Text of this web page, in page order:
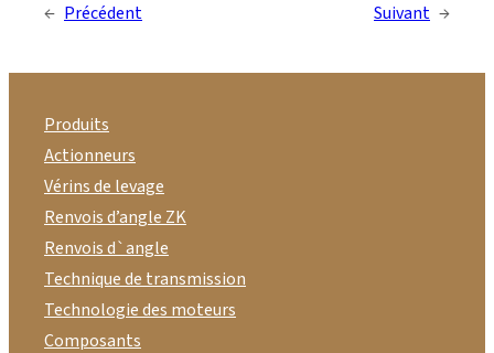
← Précédent Suivant →
Produits
Actionneurs
Vérins de levage
Renvois d’angle ZK
Renvois d`angle
Technique de transmission
Technologie des moteurs
Composants